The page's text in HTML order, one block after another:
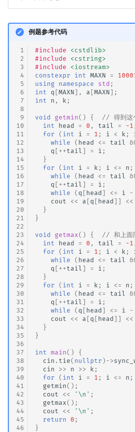
例题参考代码
1
2
3
4
5
6
7
8
9
10
11
12
13
14
15
16
17
18
19
20
21
22
23
24
25
26
27
28
29
30
31
32
33
34
35
36
37
38
39
40
41
42
43
44
45
46
#include
<cstdlib>
#include
<cstring>
#include
<iostream>
constexpr
int MAXN =
using
namespace std ;
int
q [MAXN ], a [MAXN ];
int
n , k ;
void getmin() {
// 得到这
int
head = 0 , tail = -1
for
( int i = 1 ; i < k ;
while
( head <= tail
q [ ++ tail ] = i ;
}
for
( int i = k ; i <= n ;
while
( head <= tail
q [ ++ tail ] = i ;
while
( q [ head ] <= i -
cout
<< a [ q [ head ]] <<
}
}
void getmax() {
// 和上面
int
head = 0 , tail = -1
for
( int i = 1 ; i < k ;
while
( head <= tail
q [ ++ tail ] = i ;
}
for
( int i = k ; i <= n ;
while
( head <= tail
q [ ++ tail ] = i ;
while
( q [ head ] <= i -
cout
<< a [ q [ head ]] <<
}
}
int main()
{
cin . tie( nullptr ) ->
cin
>> n >> k ;
for
( int i = 1 ; i <= n ;
getmin();
cout
<< '\n' ;
getmax();
cout
<< '\n' ;
return
0 ;
}